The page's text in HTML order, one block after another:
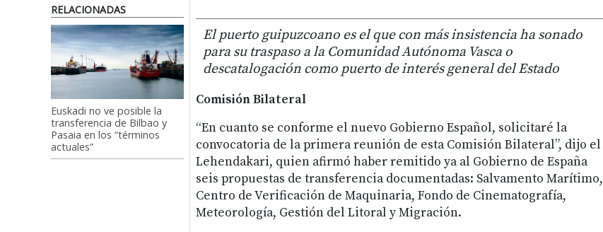
RELACIONADAS
Euskadi no ve posible la
transferencia de Bilbao y
Pasaia en los “términos
actuales”
El puerto guipuzcoano es el que con más insistencia ha sonado
para su traspaso a la Comunidad Autónoma Vasca o
descatalogación como puerto de interés general del Estado
Comisión Bilateral
“En cuanto se conforme el nuevo Gobierno Español, solicitaré la
convocatoria de la primera reunión de esta Comisión Bilateral”, dijo el
Lehendakari, quien afirmó haber remitido ya al Gobierno de España
seis propuestas de transferencia documentadas: Salvamento Marítimo,
Centro de Verificación de Maquinaria, Fondo de Cinematografía,
Meteorología, Gestión del Litoral y Migración.